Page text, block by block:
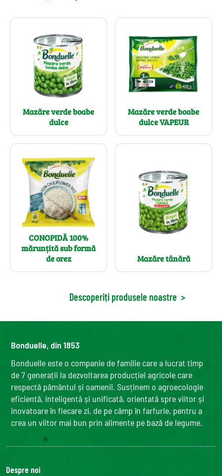
Mazăre verde boabe
dulce
Mazăre verde boabe
dulce VAPEUR
CONOPIDĂ 100%
mărunțită sub formă
de orez
Mazăre tânără
Descoperiți produsele noastre >
Bonduelle, din 1853
Bonduelle este o companie de familie care a lucrat timp
de 7 generații la dezvoltarea producției agricole care
respectă pământul și oamenii. Susținem o agroecologie
eficientă, inteligentă și unificată, orientată spre viitor și
inovatoare în fiecare zi, de pe câmp în farfurie, pentru a
crea un viitor mai bun prin alimente pe bază de legume.
Despre noi